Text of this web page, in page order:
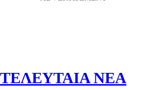
ΤΕΛΕΥΤΑΙΑ ΝΕΑ